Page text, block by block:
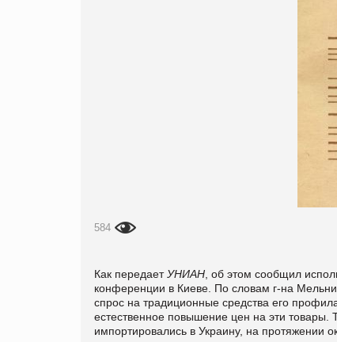
584
Как передаетУНИАН , об этом сообщил
конференции в Киеве. По словам г-на
спрос на традиционные средства его
естественное повышение цен на эти товары.
импортировались в Украину, на протяжении